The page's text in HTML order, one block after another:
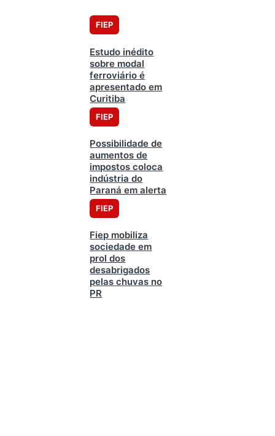
FIEP
Estudo inédito
sobre modal
ferroviário é
apresentado em
Curitiba
FIEP
Possibilidade de
aumentos de
impostos coloca
indústria do
Paraná em alerta
FIEP
Fiep mobiliza
sociedade em
prol dos
desabrigados
pelas chuvas no
PR